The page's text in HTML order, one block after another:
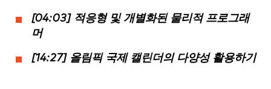
[04:03] 적응형 및 개별화된 물리적 프로그래
머
[14:27] 올림픽 국제 캘린더의 다양성 활용하기